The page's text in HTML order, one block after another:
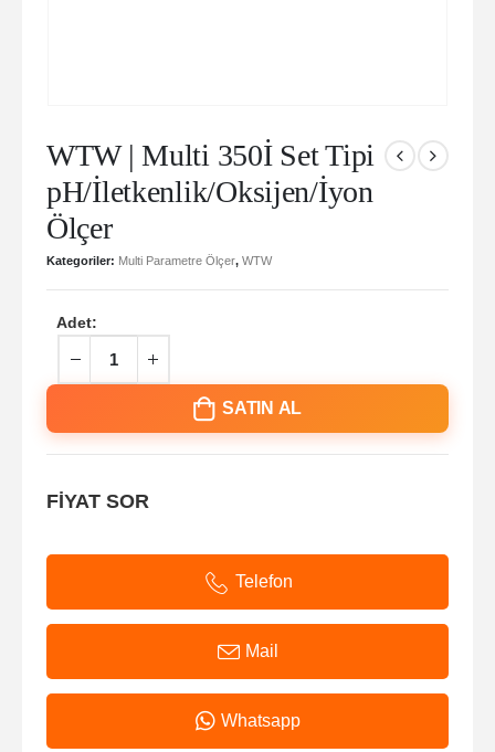
WTW | Multi 350İ Set Tipi
pH/İletkenlik/Oksijen/İyon
Ölçer
Kategoriler: Multi Parametre Ölçer, WTW
Adet:
SATIN AL
FİYAT SOR
Telefon
Mail
Whatsapp